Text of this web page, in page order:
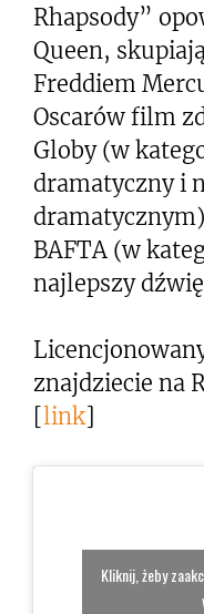
Rhapsody”
Queen,
Freddiem
Oscarów film
Globy (w
dramatyczny i
BAFTA (w
najlepszy
znajdziecie na
[link]
Kliknij, żeby